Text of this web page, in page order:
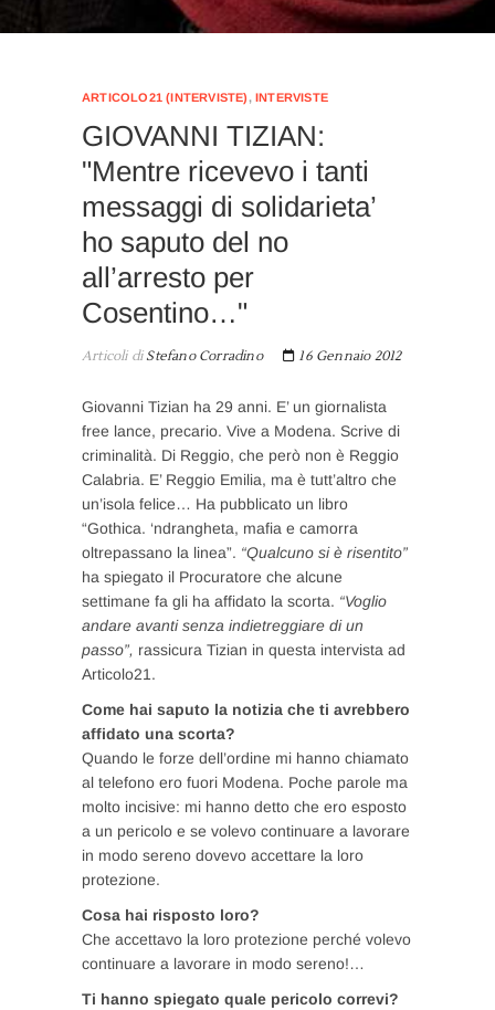
ARTICOLO21 (INTERVISTE) ,INTERVISTE
GIOVANNI TIZIAN:
"Mentre ricevevo i tanti
messaggi di solidarieta’
ho saputo del no
all’arresto per
Cosentino…"
Articoli diStefano Corradino 16 Gennaio 2012
Giovanni Tizian ha 29 anni. E’ un giornalista
free lance, precario. Vive a Modena. Scrive di
criminalità. Di Reggio, che però non è Reggio
Calabria. E’ Reggio Emilia, ma è tutt’altro che
un’isola felice… Ha pubblicato un libro
“Gothica. ‘ndrangheta, mafia e camorra
oltrepassano la linea”. “Qualcuno si è risentito”
ha spiegato il Procuratore che alcune
settimane fa gli ha affidato la scorta. “Voglio
andare avanti senza indietreggiare di un
passo”, rassicura Tizian in questa intervista ad
Articolo21.
Come hai saputo la notizia che ti avrebbero
affidato una scorta?
Quando le forze dell’ordine mi hanno chiamato
al telefono ero fuori Modena. Poche parole ma
molto incisive: mi hanno detto che ero esposto
a un pericolo e se volevo continuare a lavorare
in modo sereno dovevo accettare la loro
protezione.
Cosa hai risposto loro?
Che accettavo la loro protezione perché volevo
continuare a lavorare in modo sereno!…
Ti hanno spiegato quale pericolo correvi?